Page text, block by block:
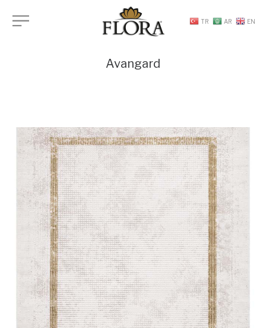
TR AR EN
Avangard